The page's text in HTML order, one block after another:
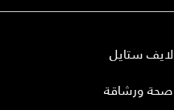
لايف ستايل
صحة ورشاقة